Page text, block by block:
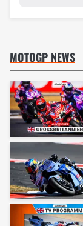
MOTOGP NEWS